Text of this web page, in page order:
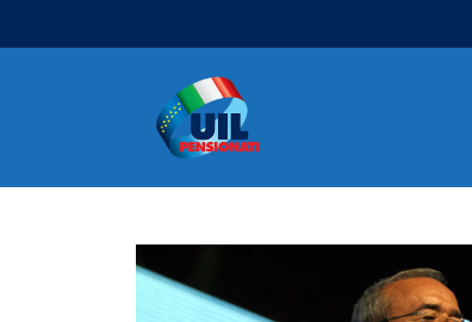
Navigazione principale